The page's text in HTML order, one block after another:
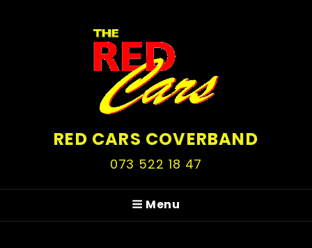
RED CARS COVERBAND
073 522 18 47
Menu